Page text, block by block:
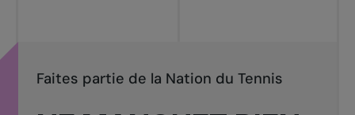
Faites partie de la Nation du Tennis